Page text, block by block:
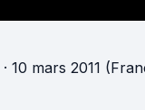
· 10 mars 2011